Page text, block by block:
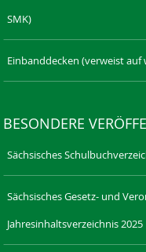
SMK)
Einbanddecken (verweist
BESONDERE
Sächsisches
Sächsisches Gesetz- und
Jahresinhaltsverzeichnis 2025